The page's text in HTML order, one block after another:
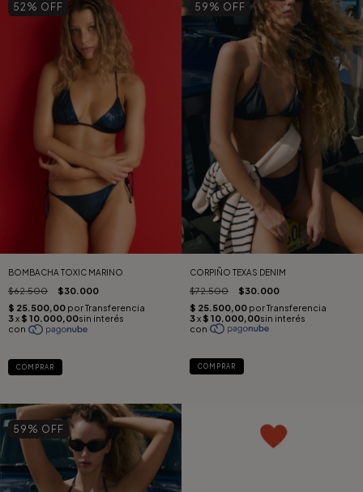
52 % OFF
BOMBACHA TOXIC MARINO
$62.500 $30.000
COMPRAR
59 % OFF
CORPIÑO TEXAS DENIM
$72.500 $30.000
COMPRAR
59 % OFF